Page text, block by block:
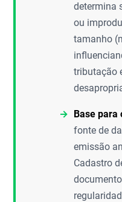
determina
ou
tamanho
tributação
Base para
fonte de
emissão
Cadastro